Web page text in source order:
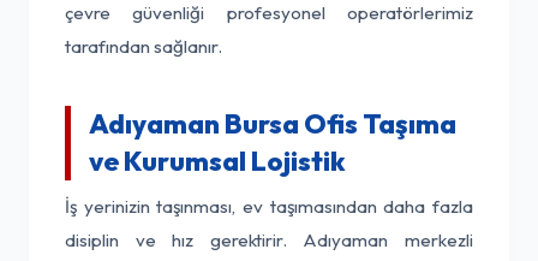
çevre güvenliği profesyonel operatörlerimiz
tarafından sağlanır.
Adıyaman Bursa Ofis Taşıma
ve Kurumsal Lojistik
İş yerinizin taşınması, ev taşımasından daha fazla
disiplin ve hız gerektirir. Adıyaman merkezli